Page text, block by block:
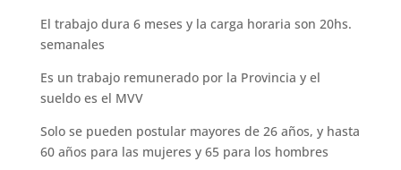
El trabajo dura 6 meses y la carga horaria son 20hs.
semanales
Es un trabajo remunerado por la Provincia y el
sueldo es el MVV
Solo se pueden postular mayores de 26 años, y hasta
60 años para las mujeres y 65 para los hombres